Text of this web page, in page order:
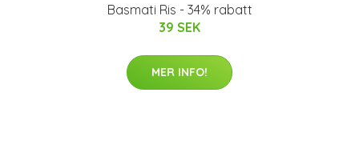
Basmati Ris - 34% rabatt
39 SEK
MER INFO!